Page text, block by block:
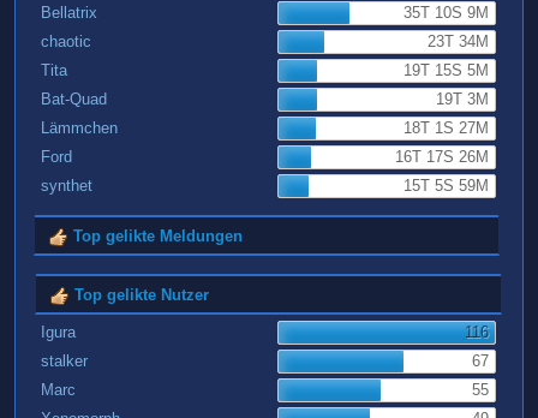
Bellatrix
35T 10S 9M
chaotic
23T 34M
Tita
19T 15S 5M
Bat-Quad
19T 3M
Lämmchen
18T 1S 27M
Ford
16T 17S 26M
synthet
15T 5S 59M
Top gelikte Meldungen
Top gelikte Nutzer
Igura
116
stalker
67
Marc
55